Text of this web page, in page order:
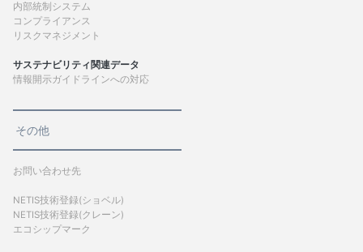
内部統制システム
コンプライアンス
リスクマネジメント
サステナビリティ関連データ
情報開示ガイドラインへの対応
その他
お問い合わせ先
NETIS技術登録(ショベル)
NETIS技術登録(クレーン)
エコシップマーク